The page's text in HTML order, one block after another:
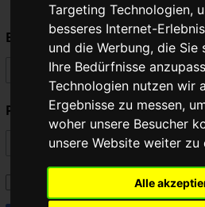
Targeting Technologien,
besseres Internet-
und die Werbung, die Sie
Ihre Bedürfnisse
Technologien nutzen wir
Ergebnisse zu messen,
woher unsere Besucher
unsere Website weiter zu
Alle
Benutzername
Passwort
Angemeldet bleiben